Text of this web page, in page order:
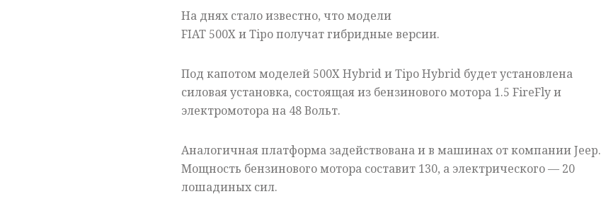
На днях стало известно, что модели
FIAT 500X и Tipo получат гибридные версии.
Под капотом моделей 500X Hybrid и Tipo Hybrid будет установлена
силовая установка, состоящая из бензинового мотора 1.5 FireFly и
электромотора на 48 Вольт.
Аналогичная платформа задействована и в машинах от компании Jeep.
Мощность бензинового мотора составит 130, а электрического — 20
лошадиных сил.